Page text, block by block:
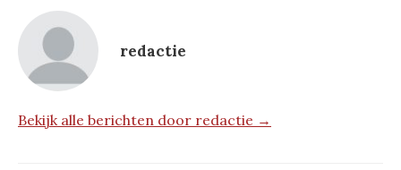
redactie
Bekijk alle berichten door redactie →